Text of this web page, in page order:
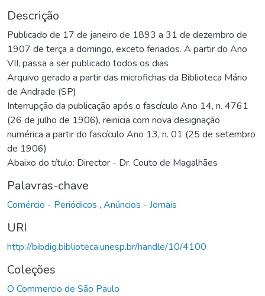
Descrição
Publicado de 17 de janeiro de 1893 a 31 de dezembro de
1907 de terça a domingo, exceto feriados. A partir do Ano
VII, passa a ser publicado todos os dias
Arquivo gerado a partir das microfichas da Biblioteca Mário
de Andrade (SP)
Interrupção da publicação após o fascículo Ano 14, n. 4761
(26 de julho de 1906), reinicia com nova designação
numérica a partir do fascículo Ano 13, n. 01 (25 de setembro
de 1906)
Abaixo do título: Director - Dr. Couto de Magalhães
Palavras-chave
Comércio - Periódicos , Anúncios - Jornais
URI
http://bibdig.biblioteca.unesp.br/handle/10/4100
Coleções
O Commercio de São Paulo